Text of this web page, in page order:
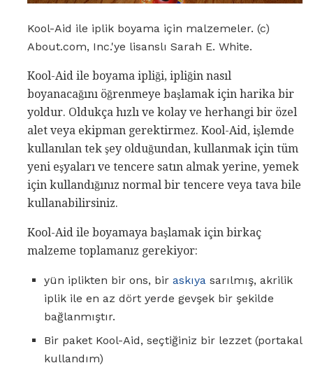
Kool-Aid ile iplik boyama için malzemeler. (c)
About.com, Inc.'ye lisanslı Sarah E. White.
Kool-Aid ile boyama ipliği, ipliğin nasıl
boyanacağını öğrenmeye başlamak için harika bir
yoldur. Oldukça hızlı ve kolay ve herhangi bir özel
alet veya ekipman gerektirmez. Kool-Aid, işlemde
kullanılan tek şey olduğundan, kullanmak için tüm
yeni eşyaları ve tencere satın almak yerine, yemek
için kullandığınız normal bir tencere veya tava bile
kullanabilirsiniz.
Kool-Aid ile boyamaya başlamak için birkaç
malzeme toplamanız gerekiyor:
yün iplikten bir ons, bir askıya sarılmış, akrilik
iplik ile en az dört yerde gevşek bir şekilde
bağlanmıştır.
Bir paket Kool-Aid, seçtiğiniz bir lezzet (portakal
kullandım)